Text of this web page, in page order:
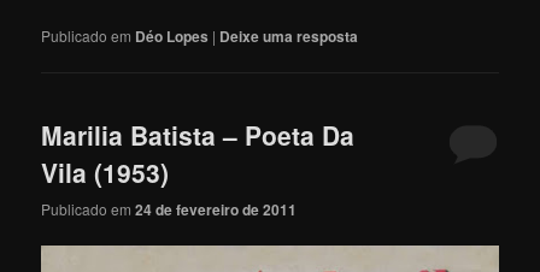
Publicado em Déo Lopes | Deixe uma resposta
Marilia Batista – Poeta Da
Vila (1953)
Publicado em24 de fevereiro de 2011